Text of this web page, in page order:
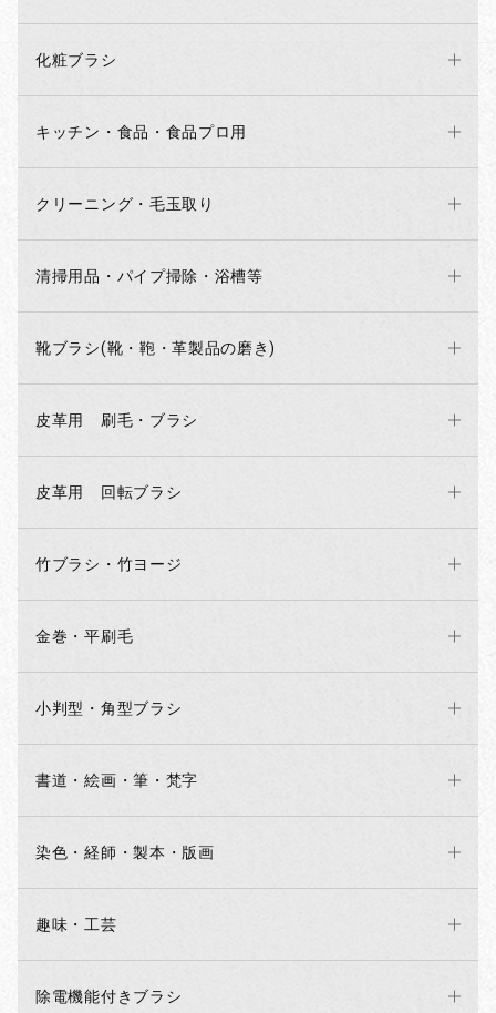
化粧ブラシ
キッチン・食品・食品プロ用
クリーニング・毛玉取り
清掃用品・パイプ掃除・浴槽等
靴ブラシ(靴・鞄・革製品の磨き)
皮革用 刷毛・ブラシ
皮革用 回転ブラシ
竹ブラシ・竹ヨージ
金巻・平刷毛
小判型・角型ブラシ
書道・絵画・筆・梵字
染色・経師・製本・版画
趣味・工芸
除電機能付きブラシ